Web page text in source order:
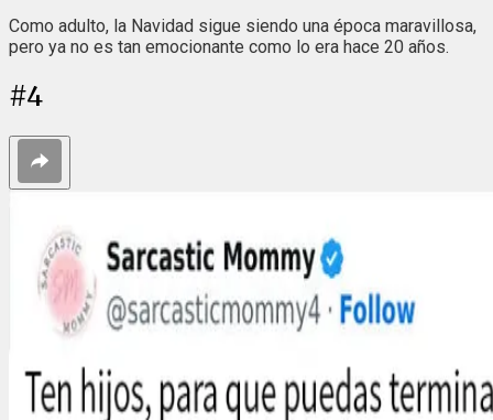
Como adulto, la Navidad sigue siendo una época maravillosa,
pero ya no es tan emocionante como lo era hace 20 años.
#4